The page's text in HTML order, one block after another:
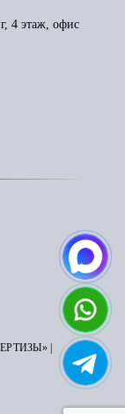
4 этаж, офис
|